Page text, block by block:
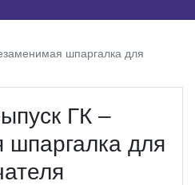
шпаргалка для
ГК –
шпаргалка для